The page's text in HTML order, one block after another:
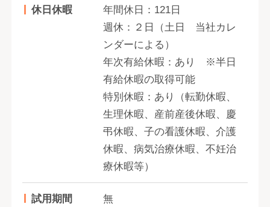
休日休暇
年間休日：121日
週休：２日（土日 当社カレ
ンダーによる）
年次有給休暇：あり ※半日
有給休暇の取得可能
特別休暇：あり（転勤休暇、
生理休暇、産前産後休暇、慶
弔休暇、子の看護休暇、介護
休暇、病気治療休暇、不妊治
療休暇等）
試用期間 無